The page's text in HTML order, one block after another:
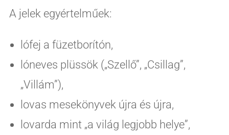
A jelek egyértelműek:
lófej a füzetborítón,
lóneves plüssök („Szellő”, „Csillag”,
„Villám”),
lovas mesekönyvek újra és újra,
lovarda mint „a világ legjobb helye”,